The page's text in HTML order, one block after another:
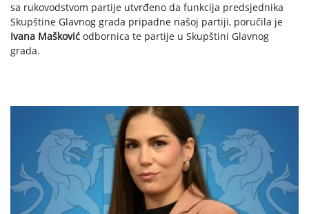
sa rukovodstvom partije utvrđeno da funkcija predsjednika
Skupštine Glavnog grada pripadne našoj partiji, poručila je
Ivana Mašković odbornica te partije u Skupštini Glavnog
grada.